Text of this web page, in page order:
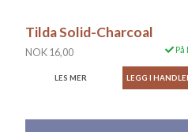
Tilda Solid-Charcoal
NOK 16,00 På
LES MER